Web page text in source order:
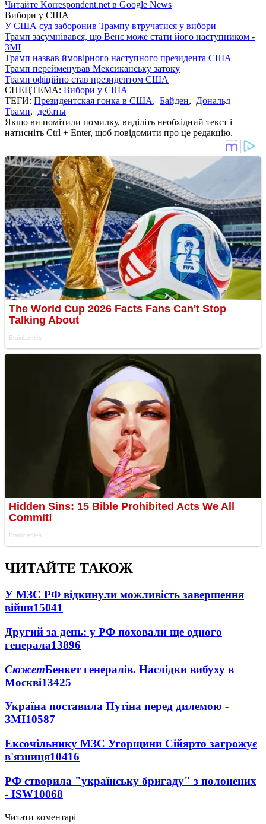
Читайте Korrespondent.net в Google News
Вибори у США
У США суд заборонив Трампу втручатися у вибори
Трамп засумнівався, що Венс може стати його наступником -
ЗМІ
Трамп назвав ймовірного наступного президента США
Трамп перейменував Мексиканську затоку
Трамп офіційно став президентом США
СПЕЦТЕМА: Вибори у США
ТЕГИ: Президентская гонка в США, Байден, Дональд
Трамп, дебаты
Якщо ви помітили помилку, виділіть необхідний текст і
натисніть Ctrl + Enter, щоб повідомити про це редакцію.
ЧИТАЙТЕ ТАКОЖ
У МЗС РФ відкинули можливість завершення
війни15041
Другий за день: у РФ поховали ще одного
генерала13896
СюжетБенкет генералів. Наслідки вибуху в
Москві13425
Україна поставила Путіна перед дилемою -
ЗМІ10587
Ексочільнику МЗС Угорщини Сійярто загрожує
в'язниця10416
РФ створила "українську бригаду" з полонених
- ISW10068
Читати коментарі